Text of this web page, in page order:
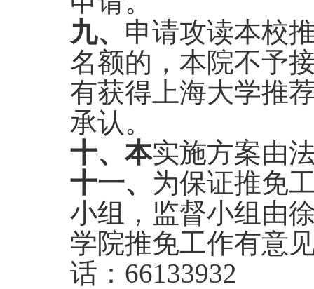
九、 申请攻读本校
名额的，本院不予
有获得上海大学推
承认。
十、 本实施方案由
十一、 为保证推免
小组，监督小组由
学院推免工作有意
话：66133932